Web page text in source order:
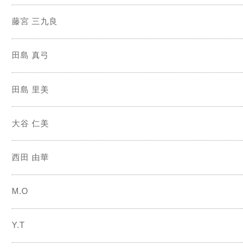
藤宮 三九良
田島 真弓
田島 里美
大谷 仁美
西田 由華
M.O
Y.T